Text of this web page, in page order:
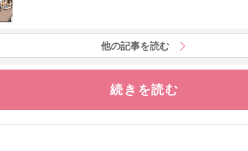
他の記事を読む
続きを読む